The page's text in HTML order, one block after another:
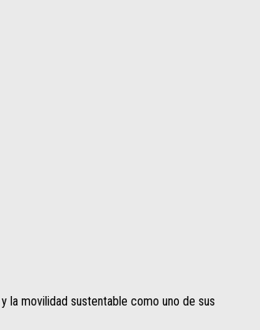
la movilidad sustentable como uno de sus